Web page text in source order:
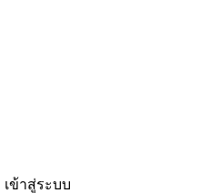
เข้าสู่ระบบ